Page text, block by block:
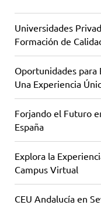
Universidades
Formación de
Oportunidades para
Una Experiencia
Forjando el Futuro
España
Explora la
Campus Virtual
CEU Andalucía en